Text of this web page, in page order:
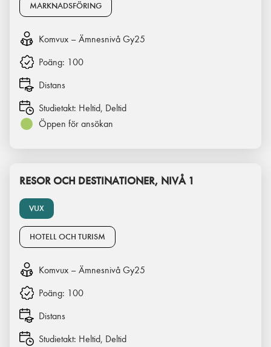
MARKNADSFÖRING
Komvux – Ämnesnivå Gy25
Poäng: 100
Distans
Studietakt: Heltid, Deltid
Öppen för ansökan
VUX
RESOR OCH DESTINATIONER, NIVÅ 1
HOTELL OCH TURISM
Komvux – Ämnesnivå Gy25
Poäng: 100
Distans
Studietakt: Heltid, Deltid